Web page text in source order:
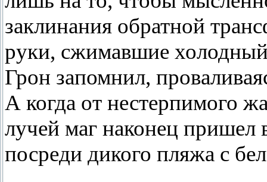
заклинания обратной
руки, сжимавшие
Грон запомнил,
А когда от нестерпимого
лучей маг наконец пришел
посреди дикого пляжа с